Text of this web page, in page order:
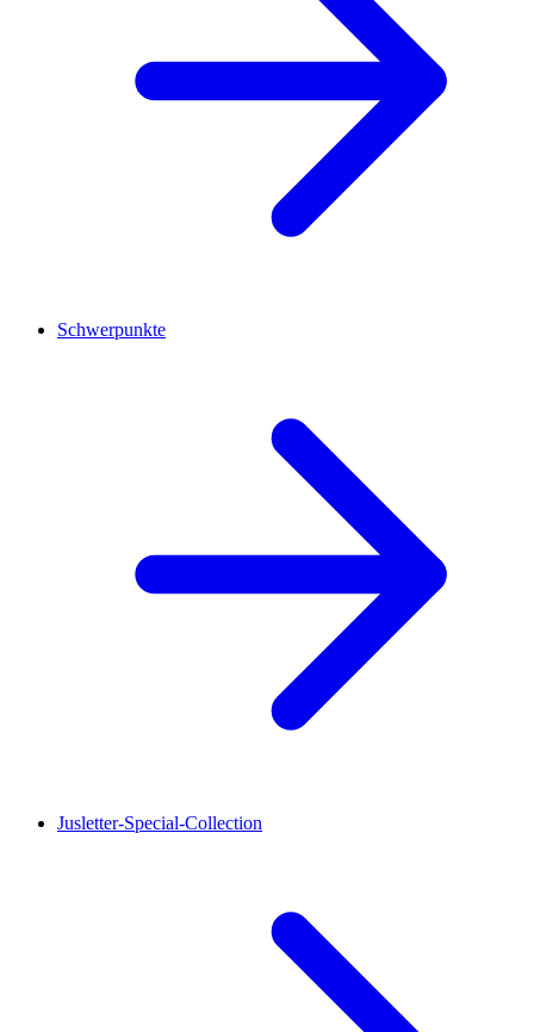
Schwerpunkte
Jusletter-Special-Collection